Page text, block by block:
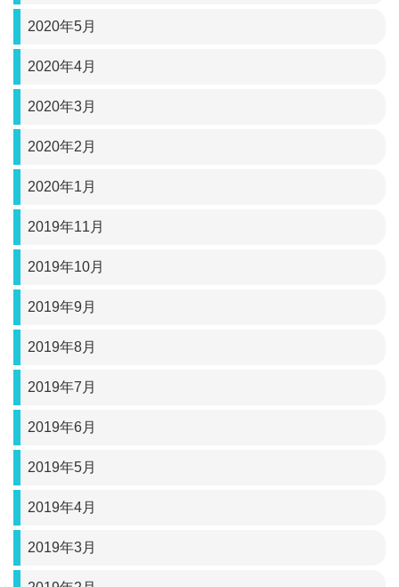
2020年5月
2020年4月
2020年3月
2020年2月
2020年1月
2019年11月
2019年10月
2019年9月
2019年8月
2019年7月
2019年6月
2019年5月
2019年4月
2019年3月